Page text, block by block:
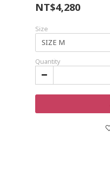
NT$4,280
Size
Quantity